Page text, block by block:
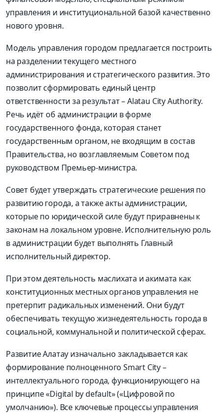
управления и институциональной базой качественно
нового уровня.
Модель управления городом предлагается построить
на разделении текущего местного
администрирования и стратегического развития. Это
позволит сформировать единый центр
ответственности за результат – Alatau City Authority.
Речь идёт об администрации в форме
государственного фонда, которая станет
государственным органом, не входящим в состав
Правительства, но возглавляемым Советом под
руководством Премьер-министра.
Совет будет утверждать стратегические решения по
развитию города, а также акты администрации,
которые по юридической силе будут приравнены к
законам на локальном уровне. Исполнительную роль
в администрации будет выполнять Главный
исполнительный директор.
При этом деятельность маслихата и акимата как
конституционных местных органов управления не
претерпит радикальных изменений. Они будут
обеспечивать текущую жизнедеятельность города в
социальной, коммунальной и политической сферах.
Развитие Алатау изначально закладывается как
формирование полноценного Smart City –
интеллектуального города, функционирующего на
принципе «Digital by default» («Цифровой по
умолчанию»). Все ключевые процессы управления